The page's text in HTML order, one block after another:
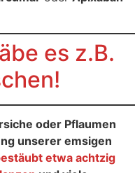
es z.B.
oder Pflaumen
unserer emsigen
etwa achtzig